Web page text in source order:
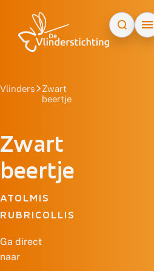
Vlinders
Zwart
beertje
Zwart
beertje
ATOLMIS
RUBRICOLLIS
Ga direct
naar